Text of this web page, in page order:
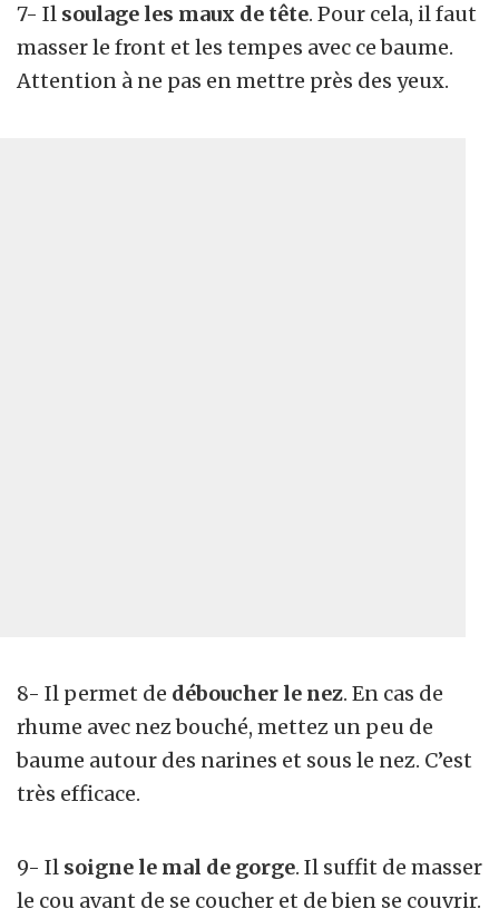
7- Il soulage les maux de tête. Pour cela, il faut
masser le front et les tempes avec ce baume.
Attention à ne pas en mettre près des yeux.
8- Il permet de déboucher le nez. En cas de
rhume avec nez bouché, mettez un peu de
baume autour des narines et sous le nez. C’est
très efficace.
9- Il soigne le mal de gorge. Il suffit de masser
le cou avant de se coucher et de bien se couvrir.